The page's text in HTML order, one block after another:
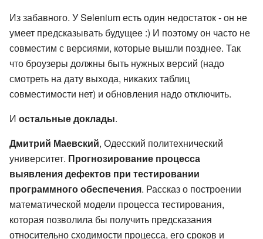
Из забавного. У Selenium есть один недостаток - он не
умеет предсказывать будущее :) И поэтому он часто не
совместим с версиями, которые вышли позднее. Так
что броузеры должны быть нужных версий (надо
смотреть на дату выхода, никаких таблиц
совместимости нет) и обновления надо отключить.
И остальные доклады.
Дмитрий Маевский, Одесский политехнический
университет. Прогнозирование процесса
выявления дефектов при тестировании
программного обеспечения. Рассказ о построении
математической модели процесса тестирования,
которая позволила бы получить предсказания
относительно сходимости процесса, его сроков и